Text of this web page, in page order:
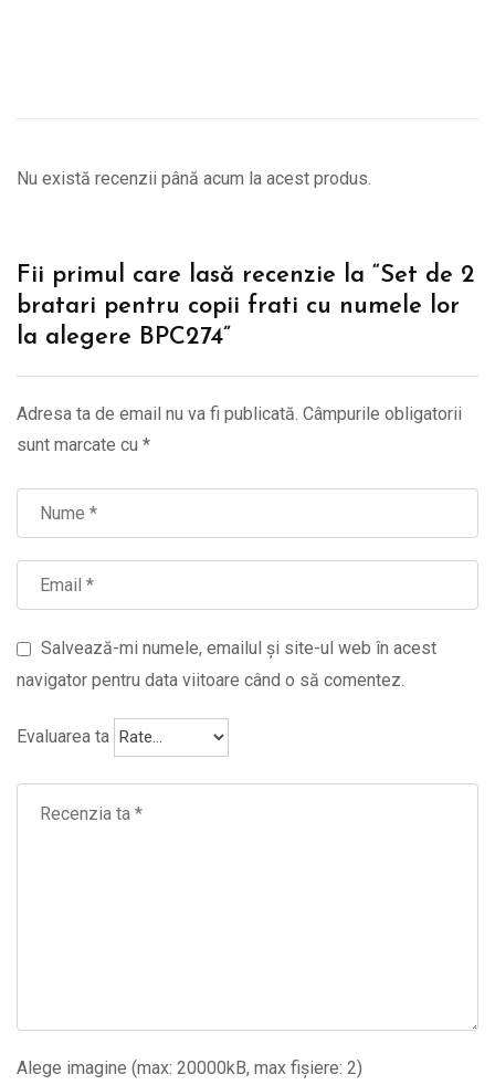
Nu există recenzii până acum la acest produs.
Fii primul care lasă recenzie la “Set de 2
bratari pentru copii frati cu numele lor
la alegere BPC274”
Adresa ta de email nu va fi publicată. Câmpurile obligatorii
sunt marcate cu *
Salvează-mi numele, emailul și site-ul web în acest
navigator pentru data viitoare când o să comentez.
Evaluarea ta
Alege imagine (max: 20000kB, max fișiere: 2)